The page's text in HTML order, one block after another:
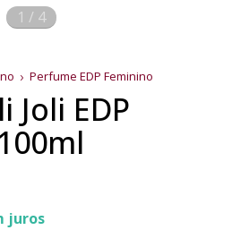
1 / 4
Perfume EDP Feminino
Joli EDP
juros